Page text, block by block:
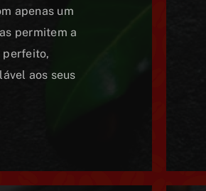
apenas um
permitem a
perfeito,
aos seus